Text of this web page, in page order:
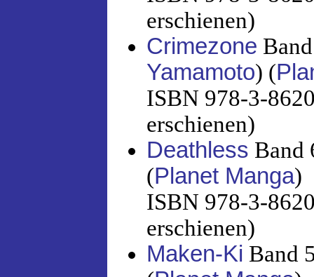
erschienen)
Crimezone
Yamamoto) (
ISBN 978-3-
erschienen)
Deathless Band
(Planet Manga)
ISBN 978-3-
erschienen)
Maken-Ki Band